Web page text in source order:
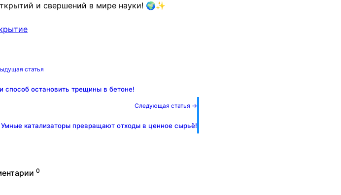
и свершений в мире науки! 🌍✨
статья
способ остановить трещины в бетоне!
Следующая статья →
катализаторы превращают отходы в ценное сырьё!
0